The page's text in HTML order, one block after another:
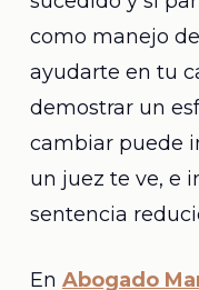
como manejo
ayudarte en tu
demostrar un
cambiar puede
un juez te ve, e
sentencia
En Abogado